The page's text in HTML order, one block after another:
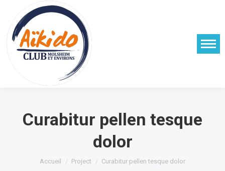
Curabitur pellen tesque
dolor
Vous êtes ici :
Accueil Project Curabitur pellen tesque dolor